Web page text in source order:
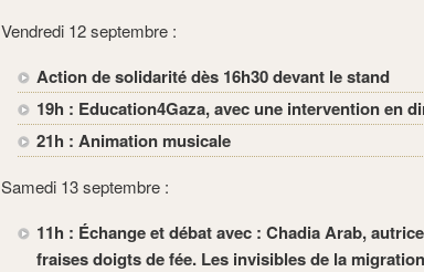
Vendredi 12 septembre :
Action de solidarité dès 16h30 devant le stand
19h : Education4Gaza, avec une intervention en
21h : Animation musicale
Samedi 13 septembre :
11h : Échange et débat avec : Chadia Arab,
fraises doigts de fée. Les invisibles de la